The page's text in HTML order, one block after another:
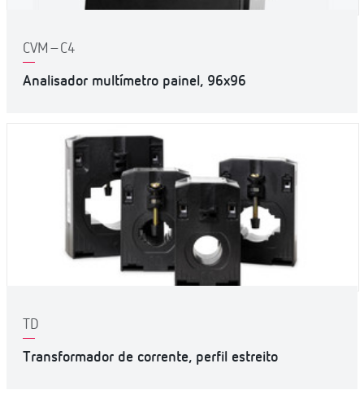
CVM–C4
Analisador multímetro painel, 96x96
TD
Transformador de corrente, perfil estreito